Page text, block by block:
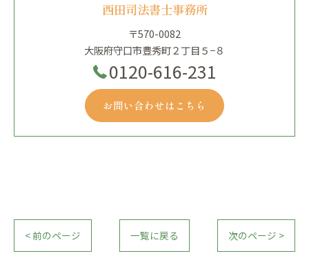
西田司法書士事務所
〒570-0082
大阪府守口市豊秀町２丁目５−８
0120-616-231
お問い合わせはこちら
< 前のページ 一覧に戻る 次のページ >